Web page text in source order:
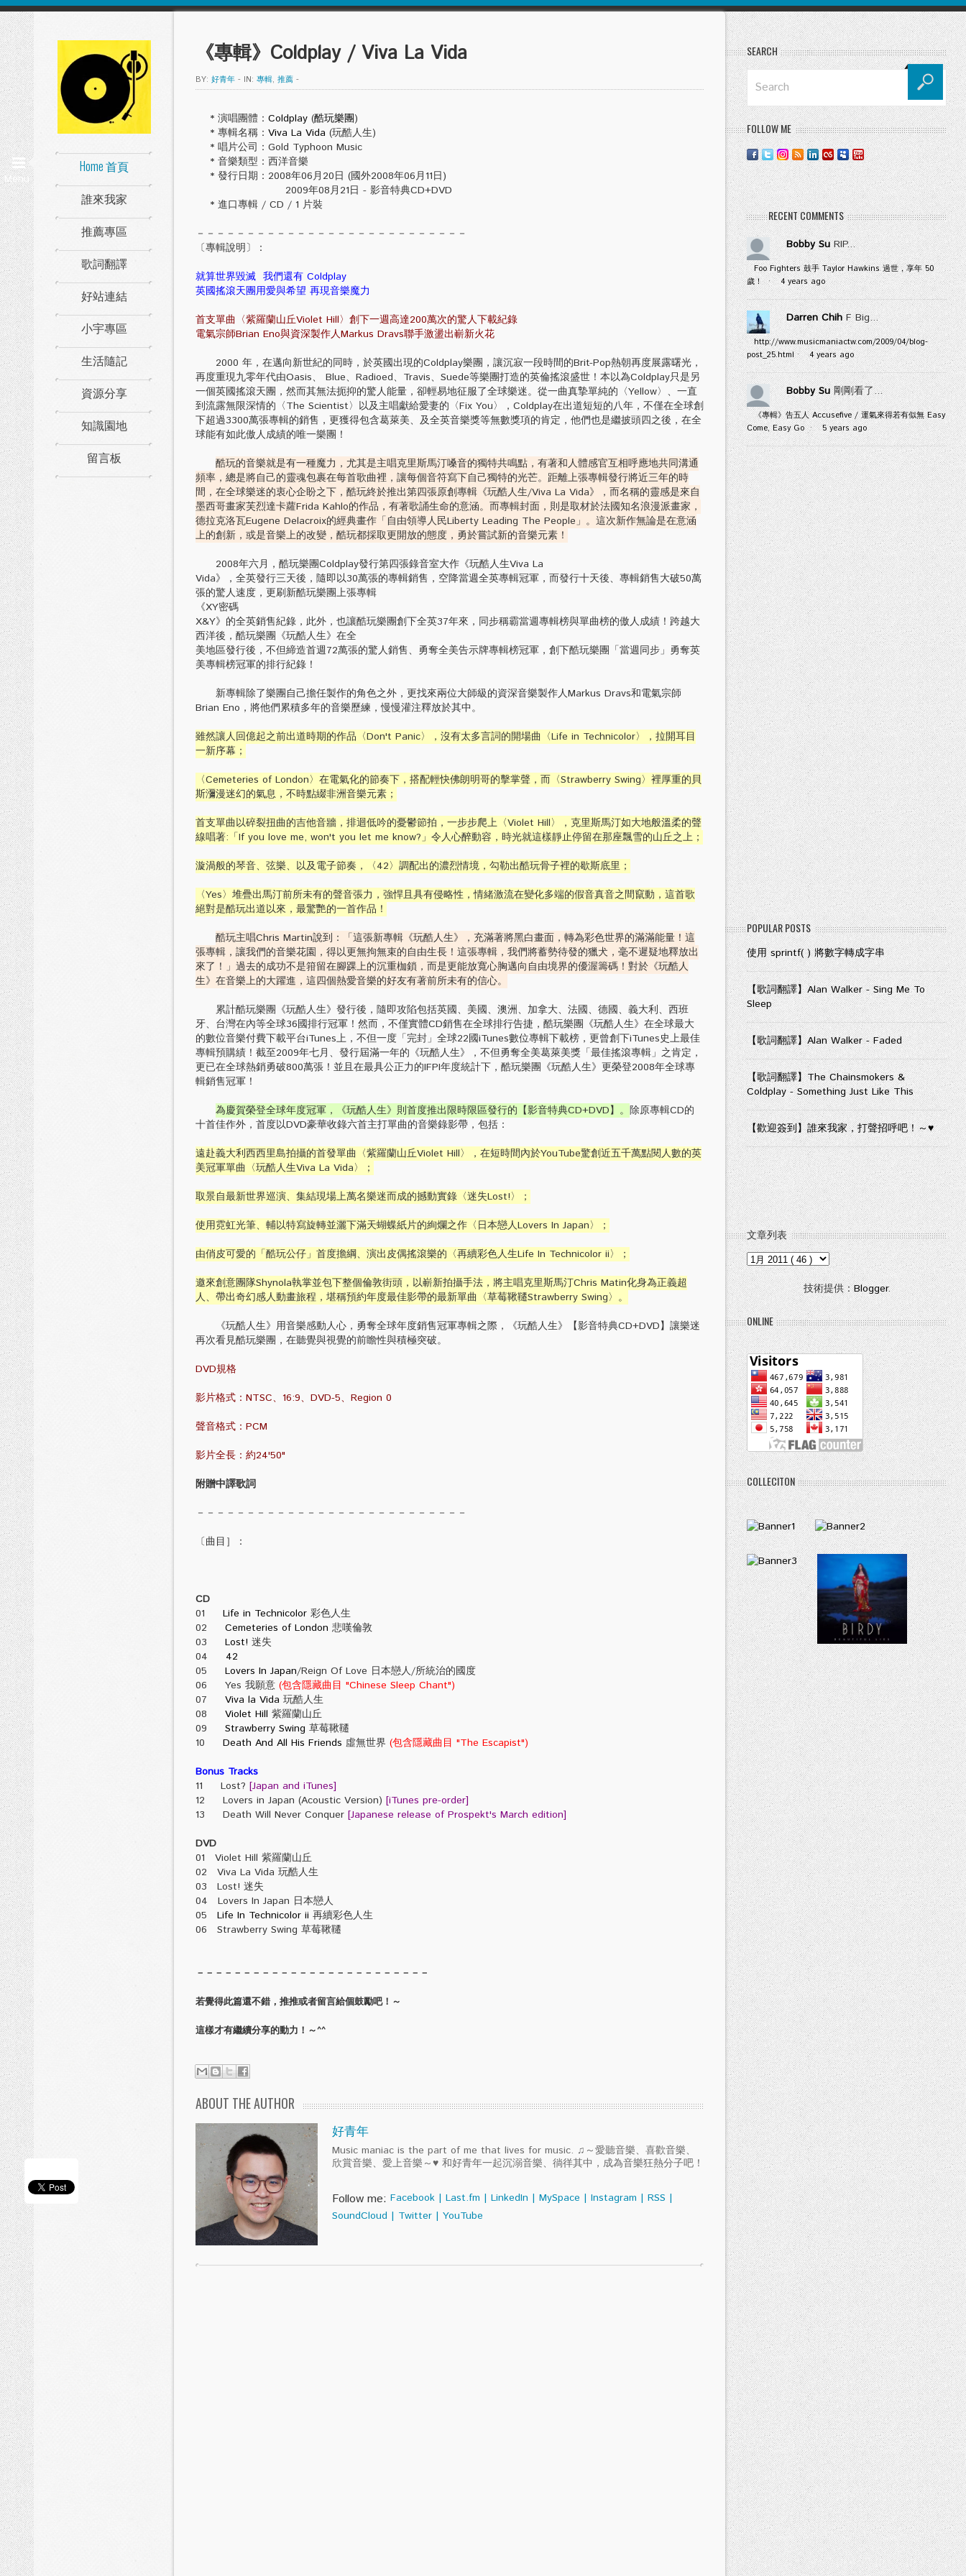
Menu
Home 首頁
誰來我家
推薦專區
歌詞翻譯
好站連結
小宇專區
生活隨記
資源分享
知識園地
留言板
《專輯》Coldplay / Viva La Vida
BY: 好青年 - IN: 專輯, 推薦 -
* 演唱團體： Coldplay (酷玩樂團)
* 專輯名稱： Viva La Vida (玩酷人生)
* 唱片公司：Gold Typhoon Music
* 音樂類型：西洋音樂
* 發行日期：2008年06月20日 (國外2008年06月11日)
2009年08月21日 - 影音特典CD+DVD
* 進口專輯 / CD / 1 片裝
－－－－－－－－－－－－－－－－－－－－－－－－－－－
〔專輯說明〕：
就算世界毀滅 我們還有 Coldplay
英國搖滾天團用愛與希望 再現音樂魔力
首支單曲〈紫羅蘭山丘Violet Hill〉創下一週高達200萬次的驚人下載紀錄
電氣宗師Brian Eno與資深製作人Markus Dravs聯手激盪出嶄新火花
2000 年，在邁向新世紀的同時，於英國出現的Coldplay樂團，讓沉寂一段時間的Brit-Pop熱朝再度展露曙光，
再度重現九零年代由Oasis、 Blue、Radioed、Travis、Suede等樂團打造的英倫搖滾盛世！本以為Coldplay只是另
一個英國搖滾天團，然而其無法扼抑的驚人能量，卻輕易地征服了全球樂迷。從一曲真摯單純的〈Yellow〉、一直
到流露無限深情的〈The Scientist〉以及主唱獻給愛妻的〈Fix You〉，Coldplay在出道短短的八年，不僅在全球創
下超過3300萬張專輯的銷售，更獲得包含葛萊美、及全英音樂獎等無數獎項的肯定，他們也是繼披頭四之後，在全
球能有如此傲人成績的唯一樂團！
酷玩的音樂就是有一種魔力，尤其是主唱克里斯馬汀嗓音的獨特共鳴點，有著和人體感官互相呼應地共同溝通
頻率，總是將自己的靈魂包裹在每首歌曲裡，讓每個音符寫下自己獨特的光芒。距離上張專輯發行將近三年的時
間，在全球樂迷的衷心企盼之下，酷玩終於推出第四張原創專輯《玩酷人生/Viva La Vida》，而名稱的靈感是來自
墨西哥畫家芙烈達卡蘿Frida Kahlo的作品，有著歌誦生命的意涵。而專輯封面，則是取材於法國知名浪漫派畫家，
德拉克洛瓦Eugene Delacroix的經典畫作「自由領導人民Liberty Leading The People」。這次新作無論是在意涵
上的創新，或是音樂上的改變，酷玩都採取更開放的態度，勇於嘗試新的音樂元素！
2008年六月，酷玩樂團Coldplay發行第四張錄音室大作《玩酷人生Viva La
Vida》，全英發行三天後，隨即以30萬張的專輯銷售，空降當週全英專輯冠軍，而發行十天後、專輯銷售大破50萬
張的驚人速度，更刷新酷玩樂團上張專輯
《XY密碼
X&Y》的全英銷售紀錄，此外，也讓酷玩樂團創下全英37年來，同步稱霸當週專輯榜與單曲榜的傲人成績！跨越大
西洋後，酷玩樂團《玩酷人生》在全
美地區發行後，不但締造首週72萬張的驚人銷售、勇奪全美告示牌專輯榜冠軍，創下酷玩樂團「當週同步」勇奪英
美專輯榜冠軍的排行紀錄！
新專輯除了樂團自己擔任製作的角色之外，更找來兩位大師級的資深音樂製作人Markus Dravs和電氣宗師
Brian Eno，將他們累積多年的音樂歷練，慢慢灌注釋放於其中。
雖然讓人回億起之前出道時期的作品〈Don't Panic〉，沒有太多言詞的開場曲〈Life in Technicolor〉，拉開耳目
一新序幕；
〈Cemeteries of London〉在電氣化的節奏下，搭配輕快佛朗明哥的擊掌聲，而〈Strawberry Swing〉裡厚重的貝
斯瀰漫迷幻的氣息，不時點綴非洲音樂元素；
首支單曲以碎裂扭曲的吉他音牆，排迴低吟的憂鬱節拍，一步步爬上〈Violet Hill〉，克里斯馬汀如大地般溫柔的聲
線唱著:「If you love me, won't you let me know?」令人心醉動容，時光就這樣靜止停留在那座飄雪的山丘之上；
漩渦般的琴音、弦樂、以及電子節奏，〈42〉調配出的濃烈情境，勾勒出酷玩骨子裡的歇斯底里；
〈Yes〉堆疊出馬汀前所未有的聲音張力，強悍且具有侵略性，情緒激流在變化多端的假音真音之間竄動，這首歌
絕對是酷玩出道以來，最驚艷的一首作品！
酷玩主唱Chris Martin說到：「這張新專輯《玩酷人生》，充滿著將黑白畫面，轉為彩色世界的滿滿能量！這
張專輯，讓我們的音樂花園，得以更無拘無束的自由生長！這張專輯，我們將蓄勢待發的獵犬，毫不遲疑地釋放出
來了！」過去的成功不是箝留在腳踝上的沉重枷鎖，而是更能放寬心胸邁向自由境界的優渥籌碼！對於《玩酷人
生》在音樂上的大躍進，這四個熱愛音樂的好友有著前所未有的信心。
累計酷玩樂團《玩酷人生》發行後，隨即攻陷包括英國、美國、澳洲、加拿大、法國、德國、義大利、西班
牙、台灣在內等全球36國排行冠軍！然而，不僅實體CD銷售在全球排行告捷，酷玩樂團《玩酷人生》在全球最大
的數位音樂付費下載平台iTunes上，不但一度「完封」全球22國iTunes數位專輯下載榜，更曾創下iTunes史上最佳
專輯預購績！截至2009年七月、發行屆滿一年的《玩酷人生》，不但勇奪全美葛萊美獎「最佳搖滾專輯」之肯定，
更已在全球熱銷勇破800萬張！並且在最具公正力的IFPI年度統計下，酷玩樂團《玩酷人生》更榮登2008年全球專
輯銷售冠軍！
為慶賀榮登全球年度冠軍，《玩酷人生》則首度推出限時限區發行的【影音特典CD+DVD】。 除原專輯CD的
十首佳作外，首度以DVD豪華收錄六首主打單曲的音樂錄影帶，包括：
遠赴義大利西西里島拍攝的首發單曲〈紫羅蘭山丘Violet Hill〉，在短時間內於YouTube驚創近五千萬點閱人數的英
美冠軍單曲〈玩酷人生Viva La Vida〉；
取景自最新世界巡演、集結現場上萬名樂迷而成的撼動實錄〈迷失Lost!〉；
使用霓虹光筆、輔以特寫旋轉並灑下滿天蝴蝶紙片的絢爛之作〈日本戀人Lovers In Japan〉；
由俏皮可愛的「酷玩公仔」首度擔綱、演出皮偶搖滾樂的〈再續彩色人生Life In Technicolor ii〉；
邀來創意團隊Shynola執掌並包下整個倫敦街頭，以嶄新拍攝手法，將主唱克里斯馬汀Chris Matin化身為正義超
人、帶出奇幻感人動畫旅程，堪稱預約年度最佳影帶的最新單曲〈草莓鞦韆Strawberry Swing〉。
《玩酷人生》用音樂感動人心，勇奪全球年度銷售冠軍專輯之際，《玩酷人生》【影音特典CD+DVD】讓樂迷
再次看見酷玩樂團，在聽覺與視覺的前瞻性與積極突破。
DVD規格
影片格式：NTSC、16:9、DVD-5、Region 0
聲音格式：PCM
影片全長：約24'50"
附贈中譯歌詞
－－－－－－－－－－－－－－－－－－－－－－－－－－－
〔曲目］：
CD
01 Life in Technicolor 彩色人生
02 Cemeteries of London 悲嘆倫敦
03 Lost! 迷失
04 42
05 Lovers In Japan/Reign Of Love 日本戀人/所統治的國度
06 Yes 我願意 (包含隱藏曲目 "Chinese Sleep Chant")
07 Viva la Vida 玩酷人生
08 Violet Hill 紫羅蘭山丘
09 Strawberry Swing 草莓鞦韆
10 Death And All His Friends 虛無世界 (包含隱藏曲目 "The Escapist")
Bonus Tracks
11 Lost? [Japan and iTunes]
12 Lovers in Japan (Acoustic Version) [iTunes pre-order]
13 Death Will Never Conquer [Japanese release of Prospekt's March edition]
DVD
01 Violet Hill 紫羅蘭山丘
02 Viva La Vida 玩酷人生
03 Lost! 迷失
04 Lovers In Japan 日本戀人
05 Life In Technicolor ii 再續彩色人生
06 Strawberry Swing 草莓鞦韆
－－－－－－－－－－－－－－－－－－－－－－－－－
若覺得此篇還不錯，推推或者留言給個鼓勵吧！～
這樣才有繼續分享的動力！～^^
ABOUT THE AUTHOR
好青年
Music maniac is the part of me that lives for music. ♫～愛聽音樂、喜歡音樂、
欣賞音樂、愛上音樂～♥ 和好青年一起沉溺音樂、徜徉其中，成為音樂狂熱分子吧！
Follow me: Facebook | Last.fm | LinkedIn | MySpace | Instagram | RSS |
SoundCloud | Twitter | YouTube
SEARCH
FOLLOW ME
RECENT COMMENTS
Bobby Su RIP...
Foo Fighters 鼓手 Taylor Hawkins 過世，享年 50
歲！· 4 years ago
Darren Chih F Big...
http://www.musicmaniactw.com/2009/04/blog-
post_25.html· 4 years ago
Bobby Su 剛剛看了...
《專輯》告五人 Accusefive / 運氣來得若有似無 Easy
Come, Easy Go· 5 years ago
POPULAR POSTS
使用 sprintf( ) 將數字轉成字串
【歌詞翻譯】Alan Walker - Sing Me To
Sleep
【歌詞翻譯】Alan Walker - Faded
【歌詞翻譯】The Chainsmokers &
Coldplay - Something Just Like This
【歡迎簽到】誰來我家，打聲招呼吧！～♥
文章列表
技術提供：Blogger.
ONLINE
COLLECITON